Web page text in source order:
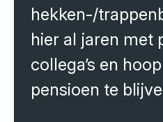
hekken-/
hier al jaren met
collega’s en
pensioen te